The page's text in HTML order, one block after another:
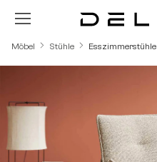
Zum Hauptinhalt springen
Möbel Stühle Esszimmerstühle